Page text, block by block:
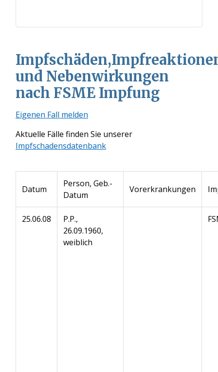
und Nebenwirkungen
nach FSME Impfung
Eigenen Fall melden
Aktuelle Fälle finden Sie unserer
Impfschadensdatenbank
Datum
Person, Geb.-
Datum
Vorerkrankungen
25.06.08
P.P.,
26.09.1960,
weiblich